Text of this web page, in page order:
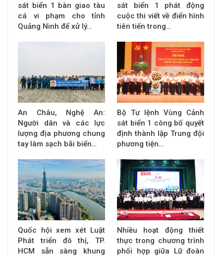
sát biển 1 bàn giao tàu
cá vi phạm cho tỉnh
Quảng Ninh để xử lý…
sát biển 1 phát động
cuộc thi viết về điển hình
tiên tiến trong…
An Châu, Nghệ An:
Người dân và các lực
lượng địa phương chung
tay làm sạch bãi biển…
Bộ Tư lệnh Vùng Cảnh
sát biển 1 công bố quyết
định thành lập Trung đội
phương tiện…
Quốc hội xem xét Luật
Phát triển đô thị, TP.
HCM sẵn sàng khung
Nhiều hoạt động thiết
thực trong chương trình
phối hợp giữa Lữ đoàn